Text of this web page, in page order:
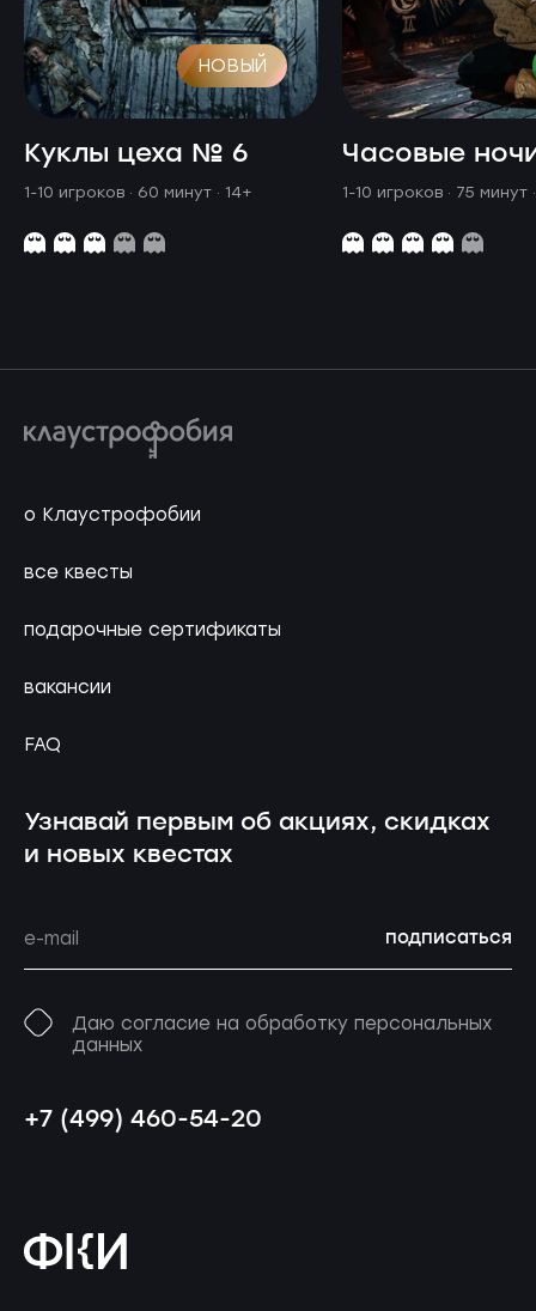
НОВЫЙ
Куклы цеха № 6
1-10 игроков · 60 минут · 14+
Часовые
1-10 игроков · 75 минут
о Клаустрофобии
все квесты
подарочные сертификаты
вакансии
FAQ
Узнавай первым об акциях, скидках
и новых квестах
подписаться
Даю согласие на обработку персональных
данных
+7 (499) 460-54-20